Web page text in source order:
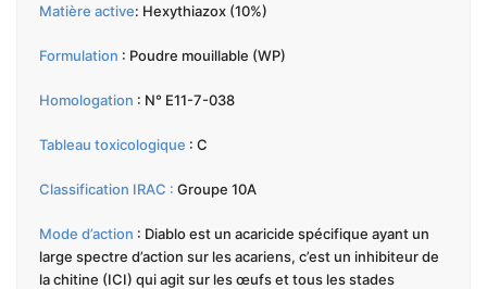
Matière active: Hexythiazox (10%)
Formulation : Poudre mouillable (WP)
Homologation : N° E11-7-038
Tableau toxicologique : C
Classification IRAC : Groupe 10A
Mode d’action : Diablo est un acaricide spécifique ayant un
large spectre d’action sur les acariens, c’est un inhibiteur de
la chitine (ICI) qui agit sur les œufs et tous les stades